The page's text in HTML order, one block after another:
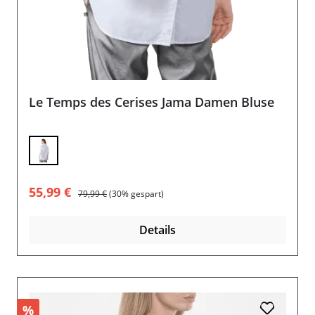
Le Temps des Cerises Jama Damen Bluse
Verkaufspreis:
55,99 € Regulärer Preis:
79,99 €(30% gespart)
Details
%